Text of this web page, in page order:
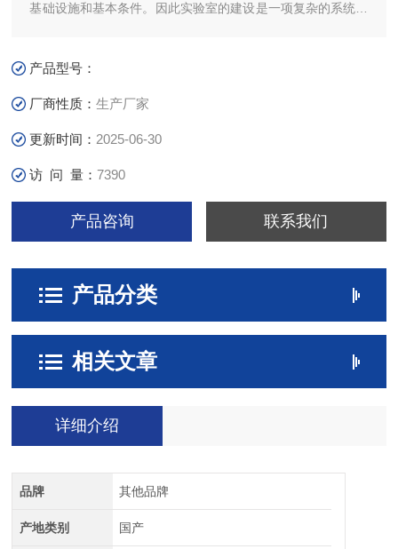
基础设施和基本条件。因此实验室的建设是一项复杂的系统工
产品型号：
厂商性质：生产厂家
更新时间： 2025-06-30
访 问 量：7390
产品咨询 联系我们
产品分类
相关文章
详细介绍
品牌 其他品牌
产地类别 国产